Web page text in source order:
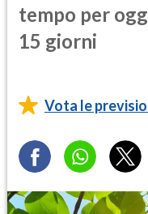
tempo per
15 giorni
Vota le